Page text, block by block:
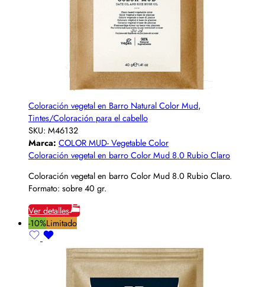
Coloración vegetal en Barro Natural Color Mud,
Tintes/Coloración para el cabello
SKU: M46132
Marca: COLOR MUD- Vegetable Color
Coloración vegetal en barro Color Mud 8.0 Rubio Claro
Coloración vegetal en barro Color Mud 8.0 Rubio Claro.
Formato: sobre 40 gr.
Ver detalles
-10%Limitado